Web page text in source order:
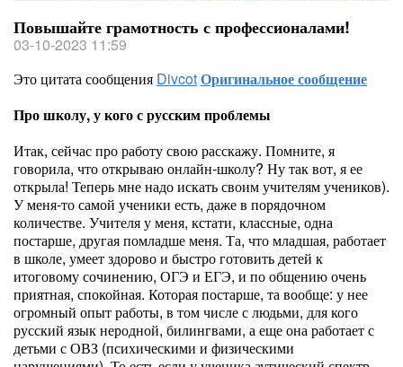
Повышайте грамотность с профессионалами!
03-10-2023 11:59
Это цитата сообщения DivcotОригинальное сообщение
Про школу, у кого с русским проблемы
Итак, сейчас про работу свою расскажу. Помните, я
говорила, что открываю онлайн-школу? Ну так вот, я ее
открыла! Теперь мне надо искать своим учителям учеников).
У меня-то самой ученики есть, даже в порядочном
количестве. Учителя у меня, кстати, классные, одна
постарше, другая помладше меня. Та, что младшая, работает
в школе, умеет здорово и быстро готовить детей к
итоговому сочинению, ОГЭ и ЕГЭ, и по общению очень
приятная, спокойная. Которая постарше, та вообще: у нее
огромный опыт работы, в том числе с людьми, для кого
русский язык неродной, билингвами, а еще она работает с
детьми с ОВЗ (психическими и физическими